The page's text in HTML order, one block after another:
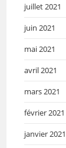
juillet 2021
juin 2021
mai 2021
avril 2021
mars 2021
février 2021
janvier 2021